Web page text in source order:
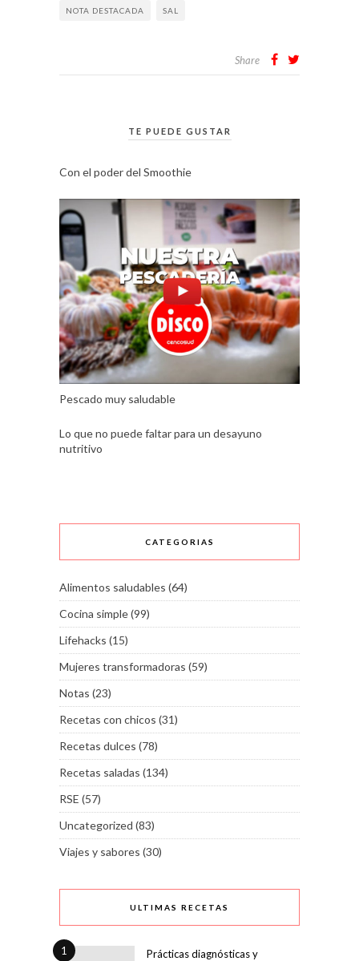
NOTA DESTACADA SAL
Share
TE PUEDE GUSTAR
Con el poder del Smoothie
Pescado muy saludable
Lo que no puede faltar para un desayuno
nutritivo
CATEGORIAS
Alimentos saludables (64)
Cocina simple(99)
Lifehacks (15)
Mujeres transformadoras (59)
Notas (23)
Recetas con chicos (31)
Recetas dulces (78)
Recetas saladas (134)
RSE (57)
Uncategorized (83)
Viajes y sabores (30)
ULTIMAS RECETAS
1
Prácticas diagnósticas y